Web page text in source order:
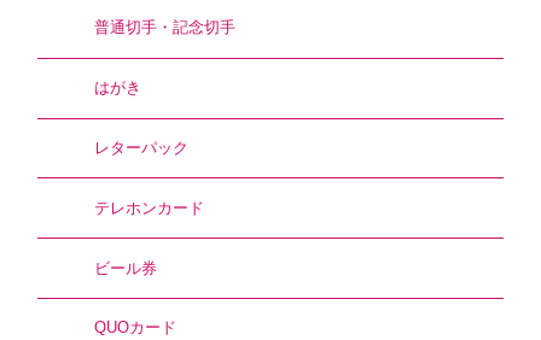
普通切手・記念切手
はがき
レターパック
テレホンカード
ビール券
QUOカード